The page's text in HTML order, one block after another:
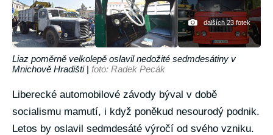
dalších 23 fotek
Liaz poměrně velkolepě oslavil nedožité sedmdesátiny v
Mnichově Hradišti| foto: Radek Pecák
Liberecké automobilové závody býval v době
socialismu mamutí, i když poněkud nesourodý podnik.
Letos by oslavil sedmdesáté výročí od svého vzniku.